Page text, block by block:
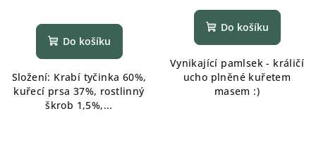
Do košíku
Složení: Krabí tyčinka 60%,
kuřecí prsa 37%, rostlinný
škrob 1,5%,...
Do košíku
Vynikající pamlsek - králičí
ucho plněné kuřetem
masem :)